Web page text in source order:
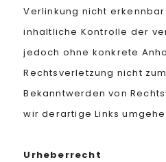
Verlinkung nicht
inhaltliche Kontrolle der
jedoch ohne konkrete
Rechtsverletzung nicht
Bekanntwerden von
wir derartige Links
Urheberrecht